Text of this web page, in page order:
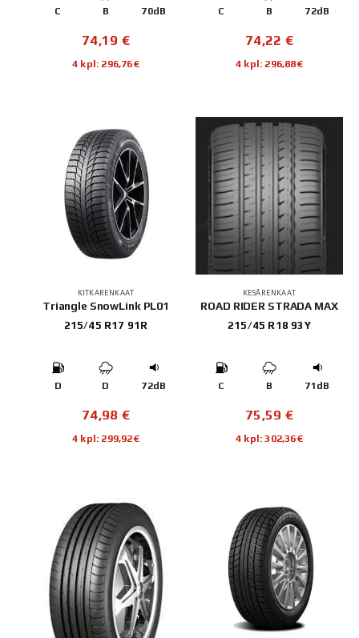
C B 70dB
74,19 €
4 kpl: 296,76€
C B 72dB
74,22 €
4 kpl: 296,88€
KITKARENKAAT
Triangle SnowLink PL01
215/45 R17 91R
D D 72dB
74,98 €
4 kpl: 299,92€
KESÄRENKAAT
ROAD RIDER STRADA MAX
215/45 R18 93Y
C B 71dB
75,59 €
4 kpl: 302,36€